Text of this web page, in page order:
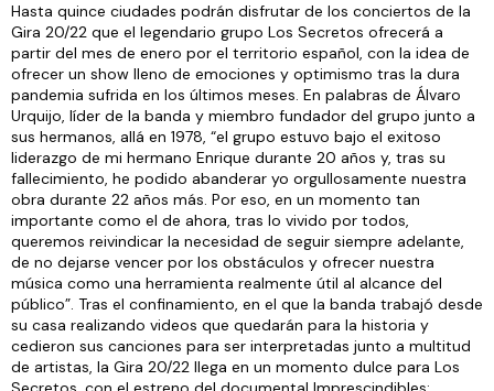
Hasta quince ciudades podrán disfrutar de los conciertos de la
Gira 20/22 que el legendario grupo Los Secretos ofrecerá a
partir del mes de enero por el territorio español, con la idea de
ofrecer un show lleno de emociones y optimismo tras la dura
pandemia sufrida en los últimos meses. En palabras de Álvaro
Urquijo, líder de la banda y miembro fundador del grupo junto a
sus hermanos, allá en 1978, “el grupo estuvo bajo el exitoso
liderazgo de mi hermano Enrique durante 20 años y, tras su
fallecimiento, he podido abanderar yo orgullosamente nuestra
obra durante 22 años más. Por eso, en un momento tan
importante como el de ahora, tras lo vivido por todos,
queremos reivindicar la necesidad de seguir siempre adelante,
de no dejarse vencer por los obstáculos y ofrecer nuestra
música como una herramienta realmente útil al alcance del
público”. Tras el confinamiento, en el que la banda trabajó desde
su casa realizando videos que quedarán para la historia y
cedieron sus canciones para ser interpretadas junto a multitud
de artistas, la Gira 20/22 llega en un momento dulce para Los